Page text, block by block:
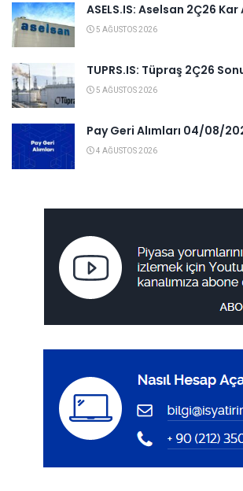
ASELS.IS: Aselsan 2Ç26
5 AĞUSTOS 2026
TUPRS.IS: Tüpraş 2Ç26
5 AĞUSTOS 2026
Pay Geri Alımları 04/08/
4 AĞUSTOS 2026